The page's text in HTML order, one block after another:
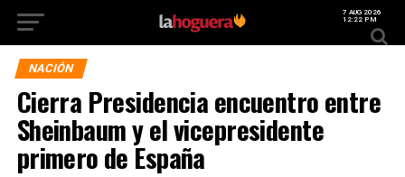
7 AUG 2026
12:22 PM
NACIÓN
Cierra Presidencia encuentro entre
Sheinbaum y el vicepresidente
primero de España